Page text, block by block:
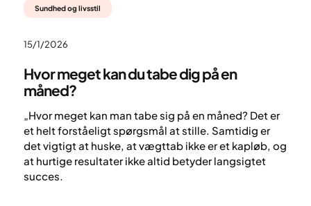
Sundhed og livsstil
15/1/2026
Hvor meget kan du tabe dig på en
måned?
„Hvor meget kan man tabe sig på en måned? Det er
et helt forståeligt spørgsmål at stille. Samtidig er
det vigtigt at huske, at vægttab ikke er et kapløb, og
at hurtige resultater ikke altid betyder langsigtet
succes.